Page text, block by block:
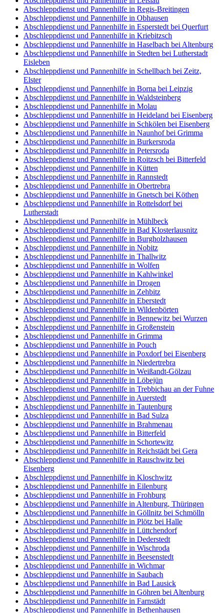
Abschleppdienst und Pannenhilfe in Regis-Breitingen
Abschleppdienst und Pannenhilfe in Obhausen
Abschleppdienst und Pannenhilfe in Esperstedt bei Querfurt
Abschleppdienst und Pannenhilfe in Kriebitzsch
Abschleppdienst und Pannenhilfe in Haselbach bei Altenburg
Abschleppdienst und Pannenhilfe in Stedten bei Lutherstadt
Eisleben
Abschleppdienst und Pannenhilfe in Schellbach bei Zeitz,
Elster
Abschleppdienst und Pannenhilfe in Borna bei Leipzig
Abschleppdienst und Pannenhilfe in Waldsteinberg
Abschleppdienst und Pannenhilfe in Molau
Abschleppdienst und Pannenhilfe in Heideland bei Eisenberg
Abschleppdienst und Pannenhilfe in Schkölen bei Eisenberg
Abschleppdienst und Pannenhilfe in Naunhof bei Grimma
Abschleppdienst und Pannenhilfe in Burkersroda
Abschleppdienst und Pannenhilfe in Petersroda
Abschleppdienst und Pannenhilfe in Roitzsch bei Bitterfeld
Abschleppdienst und Pannenhilfe in Kütten
Abschleppdienst und Pannenhilfe in Rannstedt
Abschleppdienst und Pannenhilfe in Obertrebra
Abschleppdienst und Pannenhilfe in Gnetsch bei Köthen
Abschleppdienst und Pannenhilfe in Rottelsdorf bei
Lutherstadt
Abschleppdienst und Pannenhilfe in Mühlbeck
Abschleppdienst und Pannenhilfe in Bad Klosterlausnitz
Abschleppdienst und Pannenhilfe in Burgholzhausen
Abschleppdienst und Pannenhilfe in Nobitz
Abschleppdienst und Pannenhilfe in Thallwitz
Abschleppdienst und Pannenhilfe in Wolfen
Abschleppdienst und Pannenhilfe in Kahlwinkel
Abschleppdienst und Pannenhilfe in Drogen
Abschleppdienst und Pannenhilfe in Zehbitz
Abschleppdienst und Pannenhilfe in Eberstedt
Abschleppdienst und Pannenhilfe in Wildenbörten
Abschleppdienst und Pannenhilfe in Bennewitz bei Wurzen
Abschleppdienst und Pannenhilfe in Großenstein
Abschleppdienst und Pannenhilfe in Grimma
Abschleppdienst und Pannenhilfe in Pouch
Abschleppdienst und Pannenhilfe in Poxdorf bei Eisenberg
Abschleppdienst und Pannenhilfe in Niedertrebra
Abschleppdienst und Pannenhilfe in Weißandt-Gölzau
Abschleppdienst und Pannenhilfe in Löbejün
Abschleppdienst und Pannenhilfe in Trebbichau an der Fuhne
Abschleppdienst und Pannenhilfe in Auerstedt
Abschleppdienst und Pannenhilfe in Tautenburg
Abschleppdienst und Pannenhilfe in Bad Sulza
Abschleppdienst und Pannenhilfe in Brahmenau
Abschleppdienst und Pannenhilfe in Bitterfeld
Abschleppdienst und Pannenhilfe in Schortewitz
Abschleppdienst und Pannenhilfe in Reichstädt bei Gera
Abschleppdienst und Pannenhilfe in Rauschwitz bei
Eisenberg
Abschleppdienst und Pannenhilfe in Kloschwitz
Abschleppdienst und Pannenhilfe in Eilenburg
Abschleppdienst und Pannenhilfe in Frohburg
Abschleppdienst und Pannenhilfe in Altenburg, Thüringen
Abschleppdienst und Pannenhilfe in Göllnitz bei Schmölln
Abschleppdienst und Pannenhilfe in Plötz bei Halle
Abschleppdienst und Pannenhilfe in Lüttchendorf
Abschleppdienst und Pannenhilfe in Dederstedt
Abschleppdienst und Pannenhilfe in Wischroda
Abschleppdienst und Pannenhilfe in Beesenstedt
Abschleppdienst und Pannenhilfe in Wichmar
Abschleppdienst und Pannenhilfe in Saubach
Abschleppdienst und Pannenhilfe in Bad Lausick
Abschleppdienst und Pannenhilfe in Göhren bei Altenburg
Abschleppdienst und Pannenhilfe in Farnstädt
Abschleppdienst und Pannenhilfe in Bethenhausen